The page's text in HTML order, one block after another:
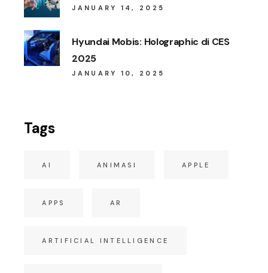
JANUARY 14, 2025
Hyundai Mobis: Holographic di CES
2025
JANUARY 10, 2025
Tags
AI ANIMASI APPLE
APPS AR
ARTIFICIAL INTELLIGENCE